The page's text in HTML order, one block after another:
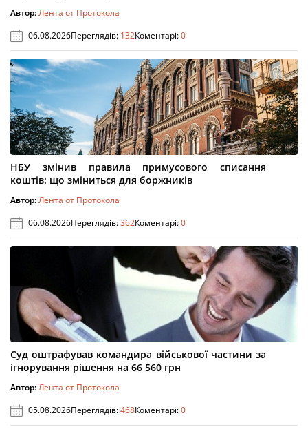
Автор:Лента от Протокола
06.08.2026Переглядів: 132Коментарі:0
НБУ змінив правила примусового списання
коштів: що зміниться для боржників
Автор:Лента от Протокола
06.08.2026Переглядів:362Коментарі:0
Суд оштрафував командира військової частини за
ігнорування рішення на 66 560 грн
Автор:Лента от Протокола
05.08.2026Переглядів:468Коментарі:0